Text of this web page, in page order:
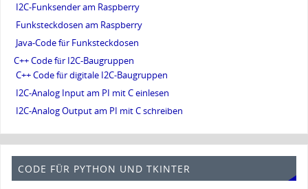
I2C-Funksender am Raspberry
Funksteckdosen am Raspberry
Java-Code für Funksteckdosen
C++ Code für I2C-Baugruppen
C++ Code für digitale I2C-Baugruppen
I2C-Analog Input am PI mit C einlesen
I2C-Analog Output am PI mit C schreiben
CODE FÜR PYTHON UND TKINTER